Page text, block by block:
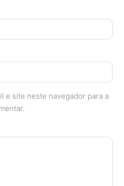
e site neste navegador para a